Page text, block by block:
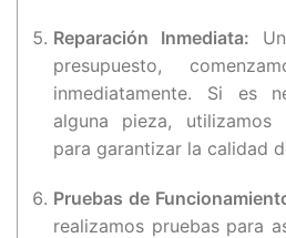
Reparación Inmediata:
presupuesto,
inmediatamente. Si es
alguna pieza, utilizamos
para garantizar la calidad
Pruebas de
realizamos pruebas para